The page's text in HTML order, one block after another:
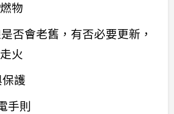
物
否會老舊，有否必要更新，
火
護
手則